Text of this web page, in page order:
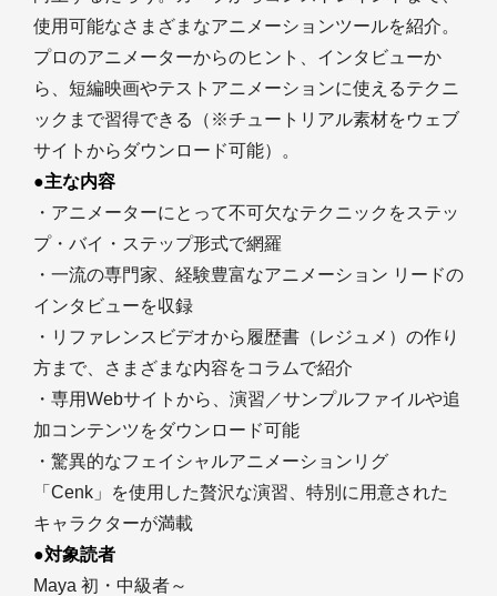
使用可能なさまざまなアニメーションツールを紹介。
プロのアニメーターからのヒント、インタビューか
ら、短編映画やテストアニメーションに使えるテクニ
ックまで習得できる（※チュートリアル素材をウェブ
サイトからダウンロード可能）。
●主な内容
・アニメーターにとって不可欠なテクニックをステッ
プ・バイ・ステップ形式で網羅
・一流の専門家、経験豊富なアニメーション リードの
インタビューを収録
・リファレンスビデオから履歴書（レジュメ）の作り
方まで、さまざまな内容をコラムで紹介
・専用Webサイトから、演習／サンプルファイルや追
加コンテンツをダウンロード可能
・驚異的なフェイシャルアニメーションリグ
「Cenk」を使用した贅沢な演習、特別に用意された
キャラクターが満載
●対象読者
Maya 初・中級者～